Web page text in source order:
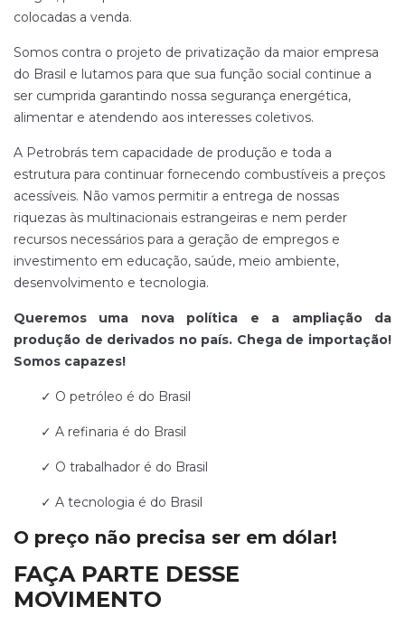
colocadas a venda.
Somos contra o projeto de privatização da maior empresa
do Brasil e lutamos para que sua função social continue a
ser cumprida garantindo nossa segurança energética,
alimentar e atendendo aos interesses coletivos.
A Petrobrás tem capacidade de produção e toda a
estrutura para continuar fornecendo combustíveis a preços
acessíveis. Não vamos permitir a entrega de nossas
riquezas às multinacionais estrangeiras e nem perder
recursos necessários para a geração de empregos e
investimento em educação, saúde, meio ambiente,
desenvolvimento e tecnologia.
Queremos uma nova política e a ampliação da
produção de derivados no país. Chega de importação!
Somos capazes!
✓ O petróleo é do Brasil
✓ A refinaria é do Brasil
✓ O trabalhador é do Brasil
✓ A tecnologia é do Brasil
O preço não precisa ser em dólar!
FAÇA PARTE DESSE
MOVIMENTO